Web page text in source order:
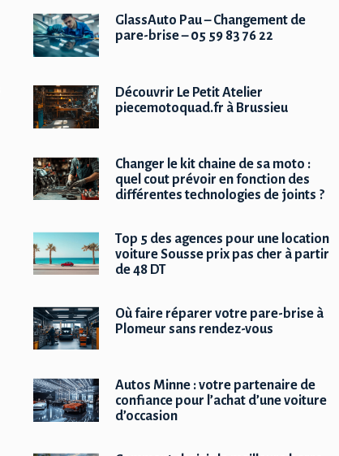
GlassAuto Pau – Changement de
pare-brise – 05 59 83 76 22
Découvrir Le Petit Atelier
piecemotoquad.fr à Brussieu
Changer le kit chaine de sa moto :
quel cout prévoir en fonction des
différentes technologies de joints ?
Top 5 des agences pour une location
voiture Sousse prix pas cher à partir
de 48 DT
Où faire réparer votre pare-brise à
Plomeur sans rendez-vous
Autos Minne : votre partenaire de
confiance pour l’achat d’une voiture
d’occasion